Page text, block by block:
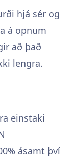
hjá sér og
á opnum
að það
lengra.
einstaki
ásamt því